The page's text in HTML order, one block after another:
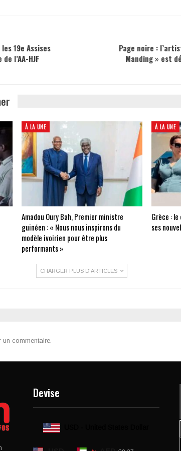
19e Assises
l’AA-HJF
Page noire :
Manding » est
À LA UNE
Amadou Oury Bah, Premier ministre
guinéen : « Nous nous inspirons du
modèle ivoirien pour être plus
performants »
À LA UNE
Grèce :
ses
CHARGER PLUS D'ARTICLES
un commentaire.
Devise